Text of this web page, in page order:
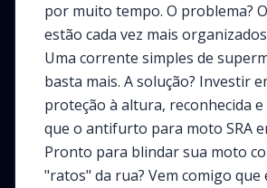
por muito tempo. O problema?
estão cada vez mais
Uma corrente simples de
basta mais. A solução? Investir
proteção à altura, reconhecida e
que o antifurto para moto SRA
Pronto para blindar sua moto
"ratos" da rua? Vem comigo que